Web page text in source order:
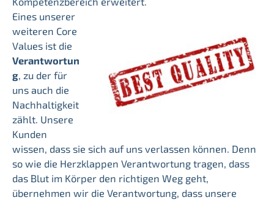
Eines unserer
weiteren Core
Values ist die
Verantwortun
g, zu der für
uns auch die
Nachhaltigkeit
zählt. Unsere
Kunden
wissen, dass sie sich auf uns verlassen können. Denn
so wie die Herzklappen Verantwortung tragen, dass
das Blut im Körper den richtigen Weg geht,
übernehmen wir die Verantwortung, dass unsere